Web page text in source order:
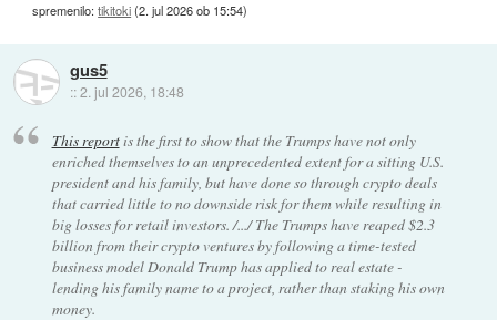
spremenilo:tikitoki(2. jul 2026 ob 15:54)
gus5
::2. jul 2026, 18:48
This reportis the first to show that the Trumps have not only
enriched themselves to an unprecedented extent for a sitting U.S.
president and his family, but have done so through crypto deals
that carried little to no downside risk for them while resulting in
big losses for retail investors. /.../ The Trumps have reaped $2.3
billion from their crypto ventures by following a time-tested
business model Donald Trump has applied to real estate -
lending his family name to a project, rather than staking his own
money.